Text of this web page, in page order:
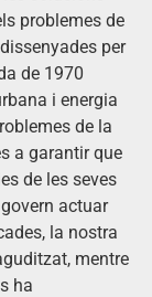
problemes de
per
de 1970
i energia
de la
a garantir que
de les seves
actuar
la nostra
mentre
ha